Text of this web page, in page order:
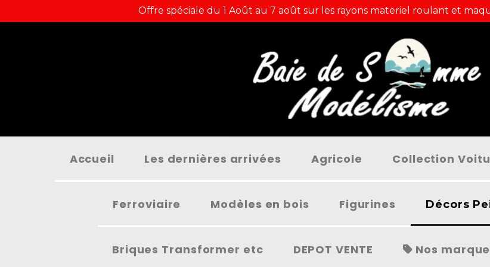
Offre spéciale du 1 Août au 7 août sur les rayons materiel roulant et
Accueil Les dernières arrivées Agricole Collection
Ferroviaire Modèles en bois Figurines Décors
Briques Transformer etc DEPOT VENTE Nos